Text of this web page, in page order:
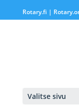
Rotary.fi |
Valitse sivu